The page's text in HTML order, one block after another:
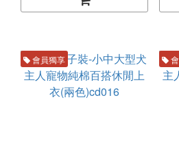
會員獨享